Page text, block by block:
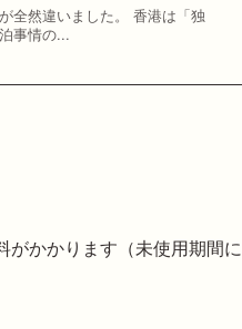
全然違いました。 香港は「独
事情の...
がかかります（未使用期間に